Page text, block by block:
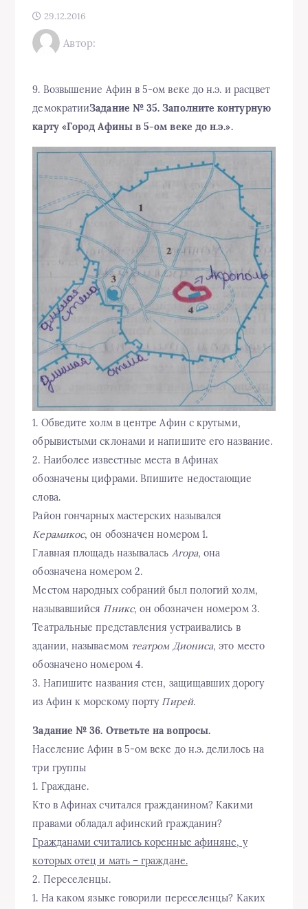
29.12.2016
Автор:
9. Возвышение Афин в 5-ом веке до н.э. и расцвет
демократииЗадание № 35. Заполните контурную
карту «Город Афины в 5-ом веке до н.э.».
1. Обведите холм в центре Афин с крутыми,
обрывистыми склонами и напишите его название.
2. Наиболее известные места в Афинах
обозначены цифрами. Впишите недостающие
слова.
Район гончарных мастерских назывался
Керамикос, он обозначен номером 1.
Главная площадь называлась Агора, она
обозначена номером 2.
Местом народных собраний был пологий холм,
называвшийся Пникс, он обозначен номером 3.
Театральные представления устраивались в
здании, называемом театром Диониса, это место
обозначено номером 4.
3. Напишите названия стен, защищавших дорогу
из Афин к морскому порту Пирей.
Задание № 36. Ответьте на вопросы.
Население Афин в 5-ом веке до н.э. делилось на
три группы
1. Граждане.
Кто в Афинах считался гражданином? Какими
правами обладал афинский гражданин?
Гражданами считались коренные афиняне, у
которых отец и мать – граждане.
2. Переселенцы.
1. На каком языке говорили переселенцы? Каких